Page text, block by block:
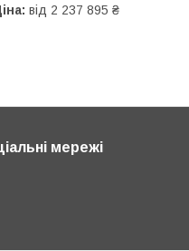
від 2 237 895 ₴
мережі